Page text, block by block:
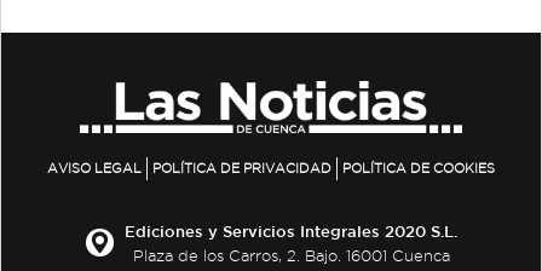
AVISO LEGAL POLÍTICA DE PRIVACIDAD POLÍTICA DE COOKIES
Ediciones y Servicios Integrales 2020 S.L.
Plaza de los Carros, 2. Bajo. 16001 Cuenca